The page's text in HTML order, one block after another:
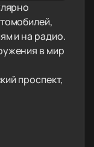
и на радио.
в мир
проспект,